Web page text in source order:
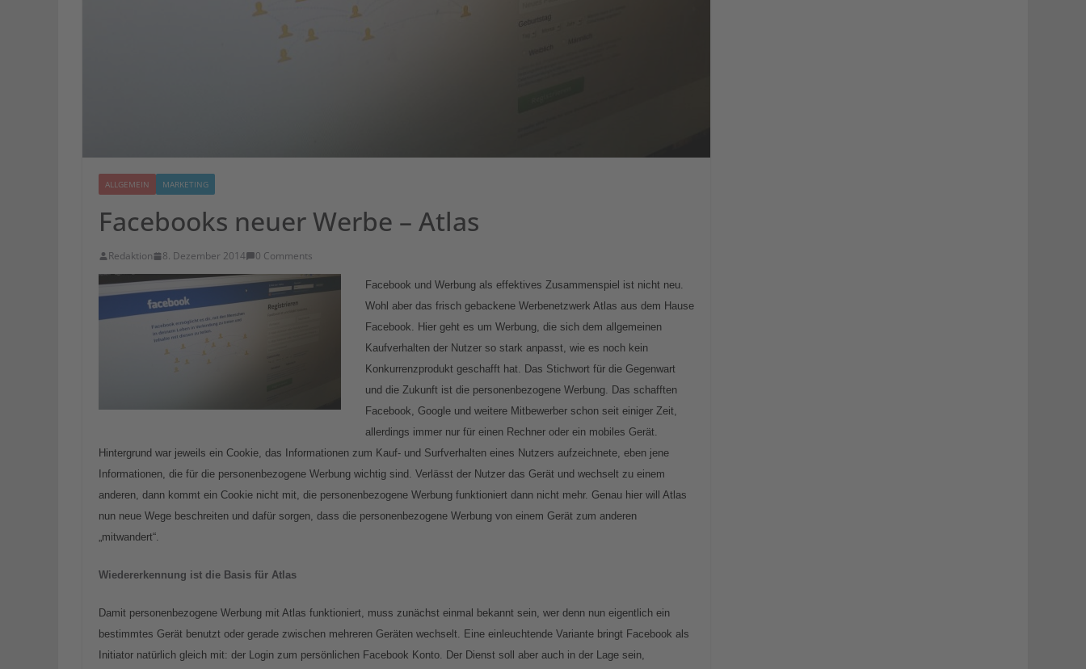
ALLGEMEIN MARKETING
Facebooks neuer Werbe – Atlas
Redaktion 8. Dezember 2014 0 Comments
Facebook und Werbung als effektives Zusammenspiel ist nicht neu.
Wohl aber das frisch gebackene Werbenetzwerk Atlas aus dem Hause
Facebook. Hier geht es um Werbung, die sich dem allgemeinen
Kaufverhalten der Nutzer so stark anpasst, wie es noch kein
Konkurrenzprodukt geschafft hat. Das Stichwort für die Gegenwart
und die Zukunft ist die personenbezogene Werbung. Das schafften
Facebook, Google und weitere Mitbewerber schon seit einiger Zeit,
allerdings immer nur für einen Rechner oder ein mobiles Gerät.
Hintergrund war jeweils ein Cookie, das Informationen zum Kauf- und Surfverhalten eines Nutzers aufzeichnete, eben jene
Informationen, die für die personenbezogene Werbung wichtig sind. Verlässt der Nutzer das Gerät und wechselt zu einem
anderen, dann kommt ein Cookie nicht mit, die personenbezogene Werbung funktioniert dann nicht mehr. Genau hier will Atlas
nun neue Wege beschreiten und dafür sorgen, dass die personenbezogene Werbung von einem Gerät zum anderen
„mitwandert“.
Wiedererkennung ist die Basis für Atlas
Damit personenbezogene Werbung mit Atlas funktioniert, muss zunächst einmal bekannt sein, wer denn nun eigentlich ein
bestimmtes Gerät benutzt oder gerade zwischen mehreren Geräten wechselt. Eine einleuchtende Variante bringt Facebook als
Initiator natürlich gleich mit: der Login zum persönlichen Facebook Konto. Der Dienst soll aber auch in der Lage sein,